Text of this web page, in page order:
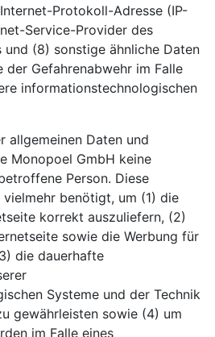
Protokoll-Adresse (IP-
Service-Provider des
und (8) sonstige ähnliche Daten
der Gefahrenabwehr im Falle
informationstechnologischen
allgemeinen Daten und
Monopoel GmbH keine
Person. Diese
benötigt, um (1) die
korrekt auszuliefern, (2)
sowie die Werbung für
die dauerhafte
Systeme und der Technik
gewährleisten sowie (4) um
im Falle eines